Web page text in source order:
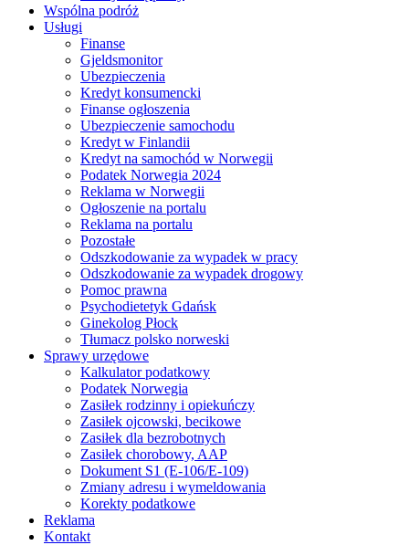
Wspólna podróż
Usługi
Finanse
Gjeldsmonitor
Ubezpieczenia
Kredyt konsumencki
Finanse ogłoszenia
Ubezpieczenie samochodu
Kredyt w Finlandii
Kredyt na samochód w Norwegii
Podatek Norwegia 2024
Reklama w Norwegii
Ogłoszenie na portalu
Reklama na portalu
Pozostałe
Odszkodowanie za wypadek w pracy
Odszkodowanie za wypadek drogowy
Pomoc prawna
Psychodietetyk Gdańsk
Ginekolog Płock
Tłumacz polsko norweski
Sprawy urzędowe
Kalkulator podatkowy
Podatek Norwegia
Zasiłek rodzinny i opiekuńczy
Zasiłek ojcowski, becikowe
Zasiłek dla bezrobotnych
Zasiłek chorobowy, AAP
Dokument S1 (E-106/E-109)
Zmiany adresu i wymeldowania
Korekty podatkowe
Reklama
Kontakt